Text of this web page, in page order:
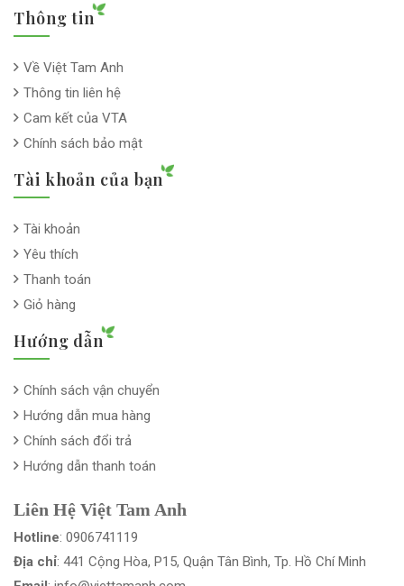
Thông tin
Về Việt Tam Anh
Thông tin liên hệ
Cam kết của VTA
Chính sách bảo mật
Tài khoản của bạn
Tài khoản
Yêu thích
Thanh toán
Giỏ hàng
Hướng dẫn
Chính sách vận chuyển
Hướng dẫn mua hàng
Chính sách đổi trả
Hướng dẫn thanh toán
Liên Hệ Việt Tam Anh
Hotline: 0906741119
Địa chỉ: 441 Cộng Hòa, P15, Quận Tân Bình, Tp. Hồ Chí Minh